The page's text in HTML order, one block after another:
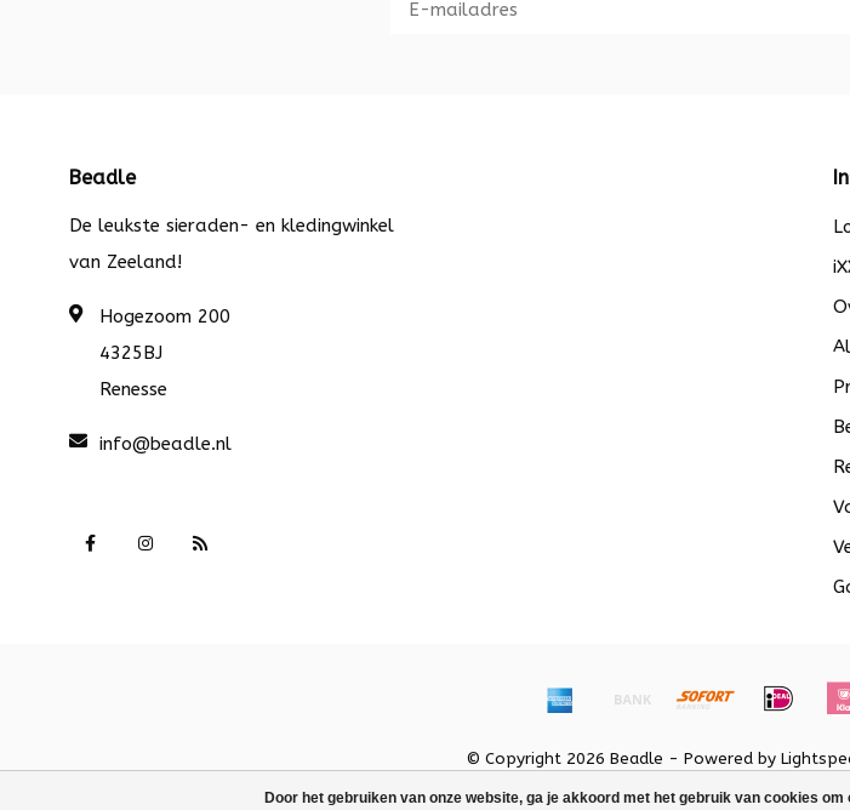
Door het gebruiken van onze website, ga je akkoord met het gebruik van cookies
Beadle
De leukste sieraden- en kledingwinkel
van Zeeland!
Hogezoom 200
4325BJ
Renesse
info@beadle.nl
© Copyright 2026 Beadle - Powered by